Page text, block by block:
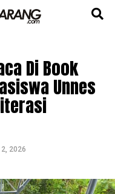
Di Book
Unnes
2, 2026